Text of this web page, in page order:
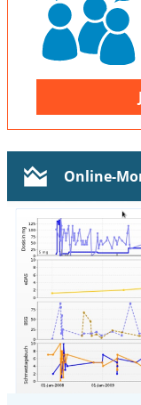
Online-